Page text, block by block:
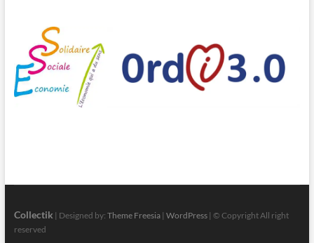
Collectik | Designed by: Theme Freesia| WordPress| © Copyright All right
reserved